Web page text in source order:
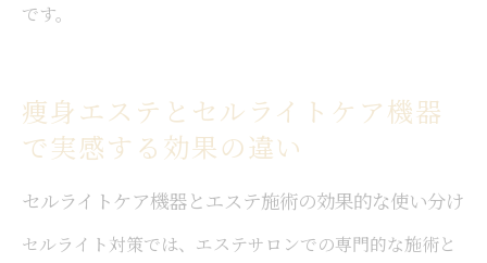
です。
痩身エステとセルライトケア機器
で実感する効果の違い
セルライトケア機器とエステ施術の効果的な使い分け
セルライト対策では、エステサロンでの専門的な施術と